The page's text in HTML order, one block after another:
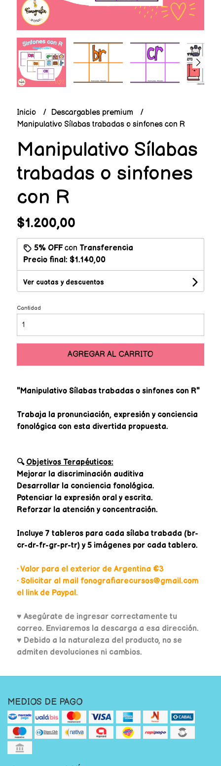
Inicio
Descargables premium
Manipulativo Sílabas trabadas o sinfones con R
Manipulativo Sílabas
trabadas o sinfones
con R
$1.200,00
5% OFFcon Transferencia
Precio final: $1.140,00
Ver cuotas y descuentos
Cantidad
AGREGAR AL CARRITO
"Manipulativo Sílabas trabadas o sinfones con R"
Trabaja la pronunciación, expresión y conciencia
fonológica con esta divertida propuesta.
🔍 Objetivos Terapéuticos:
Mejorar la discriminación auditiva
Desarrollar la conciencia fonológica.
Potenciar la expresión oral y escrita.
Reforzar la atención y concentración.
Incluye 7 tableros para cada sílaba trabada (br-
cr-dr-fr-gr-pr-tr) y 5 imágenes por cada tablero.
• Valor para el exterior de Argentina €3
• Solicitar al mail fonografiarecursos@gmail.com
el link de Paypal.
♥ Asegúrate de ingresar correctamente tu
correo. Enviaremos la descarga a esa dirección.
♥ Debido a la naturaleza del producto, no se
admiten devoluciones ni cambios.
MEDIOS DE PAGO